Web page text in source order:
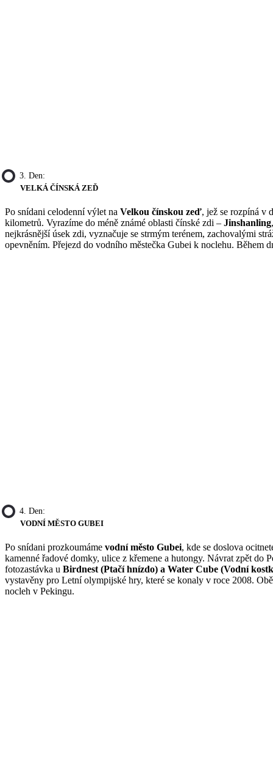
3. Den:
VELKÁ ČÍNSKÁ ZEĎ
Po snídani celodenní výlet na Velkou čínskou zeď, jež se rozpíná v
kilometrů. Vyrazíme do méně známé oblasti čínské zdi – Jinshanling
nejkrásnější úsek zdi, vyznačuje se strmým terénem, zachovalými
opevněním. Přejezd do vodního městečka Gubei k noclehu. Během
4. Den:
VODNÍ MĚSTO GUBEI
Po snídani prozkoumáme vodní město Gubei, kde se doslova
kamenné řadové domky, ulice z křemene a hutongy. Návrat zpět do
fotozastávka u Birdnest (Ptačí hnízdo) a Water Cube (Vodní
vystavěny pro Letní olympijské hry, které se konaly v roce 2008.
nocleh v Pekingu.